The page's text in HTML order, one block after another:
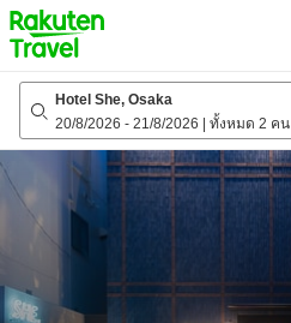
to
top
page
Hotel She, Osaka
20/8/2026 - 21/8/2026 ทั้งหมด 2 คน